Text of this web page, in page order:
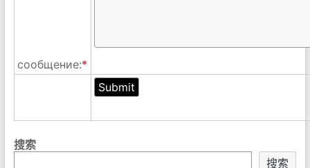
сообщение:*
搜索
搜索